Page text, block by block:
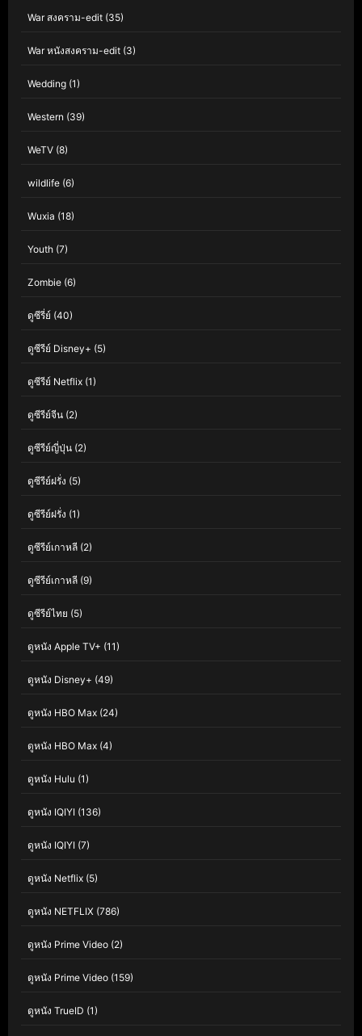
War สงคราม-edit (35)
War หนังสงคราม-edit (3)
Wedding (1)
Western (39)
WeTV (8)
wildlife (6)
Wuxia (18)
Youth (7)
Zombie (6)
ดูซีรี่ย์ (40)
ดูซีรีย์ Disney+ (5)
ดูซีรีย์ Netflix (1)
ดูซีรีย์จีน (2)
ดูซีรีย์ญี่ปุ่น (2)
ดูซีรีย์ฝรั่ง (5)
ดูซีรีย์ฝรั่ง (1)
ดูซีรีย์เกาหลี (2)
ดูซีรีย์เกาหลี (9)
ดูซีรีย์ไทย (5)
ดูหนัง Apple TV+ (11)
ดูหนัง Disney+ (49)
ดูหนัง HBO Max (24)
ดูหนัง HBO Max (4)
ดูหนัง Hulu (1)
ดูหนัง IQIYI (136)
ดูหนัง IQIYI (7)
ดูหนัง Netflix (5)
ดูหนัง NETFLIX (786)
ดูหนัง Prime Video (2)
ดูหนัง Prime Video (159)
ดูหนัง TrueID (1)